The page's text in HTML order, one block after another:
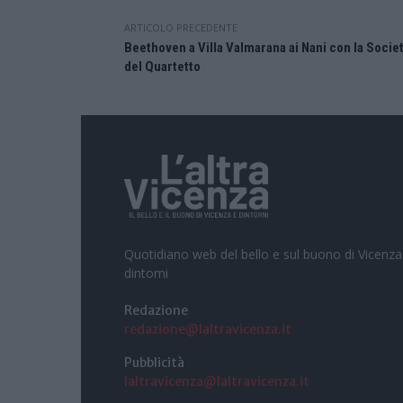
ARTICOLO PRECEDENTE
Beethoven a Villa Valmarana ai Nani con la
del Quartetto
Quotidiano web del bello e sul buono di
dintorni
Redazione
redazione@laltravicenza.it
Pubblicità
laltravicenza@laltravicenza.it